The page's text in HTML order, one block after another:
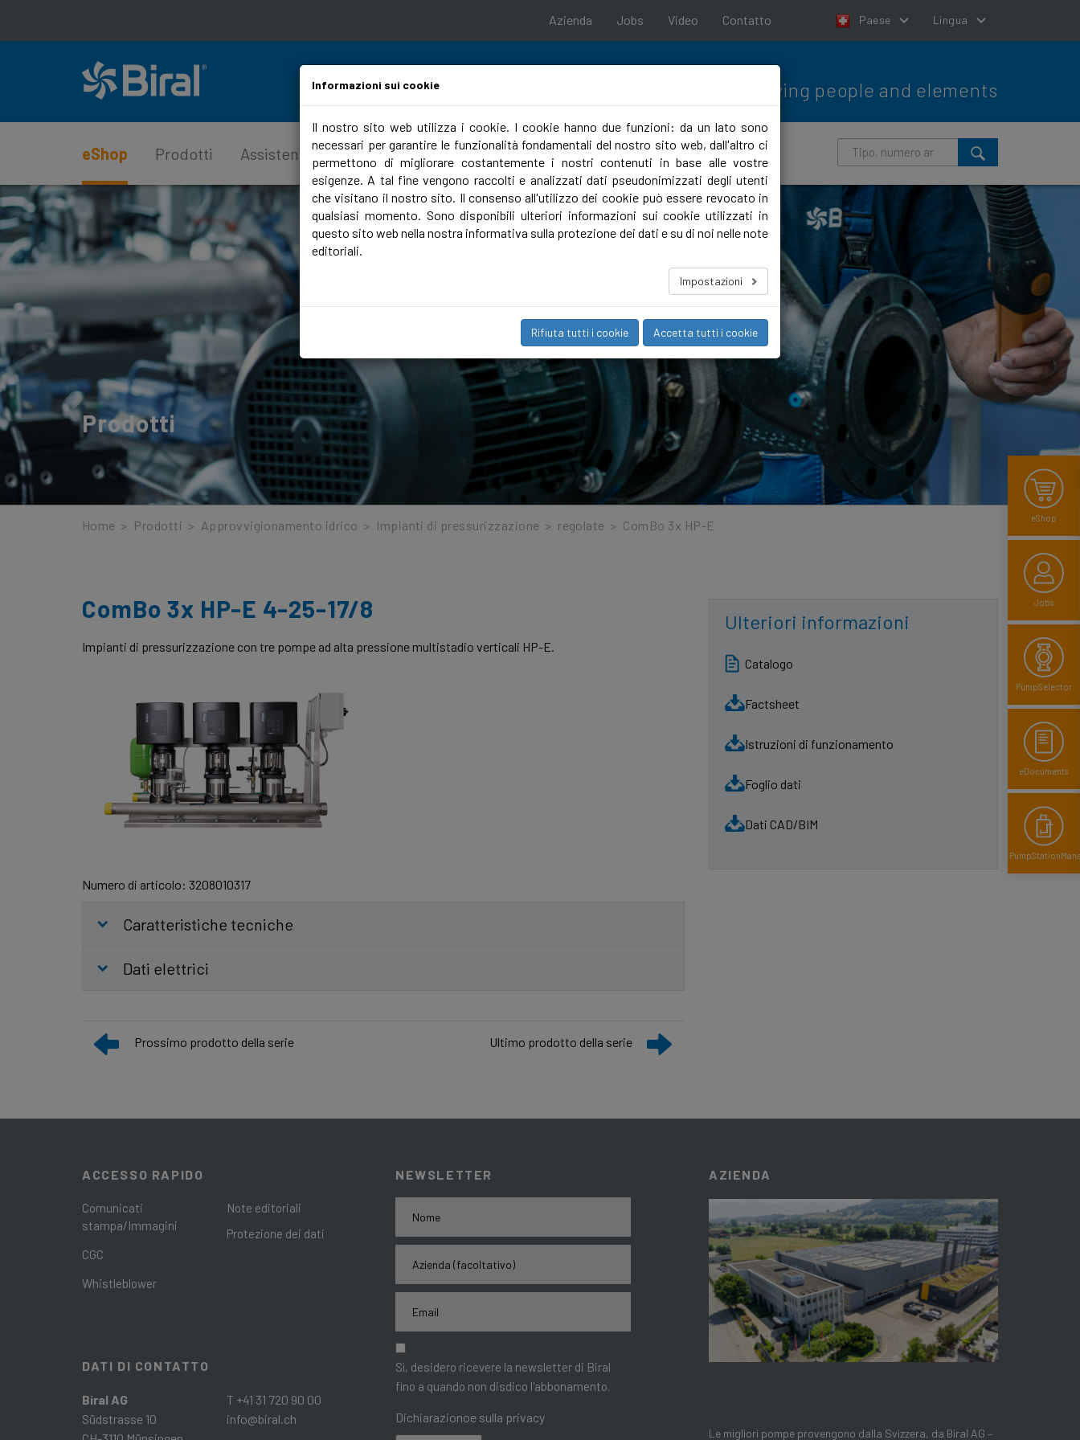
Paese Lingua
Azienda Jobs Video Contatto
Moving people and elements
eShop Prodotti Assistenza & supporto Strumenti di progettazione Campus
eShop
Jobs
PumpSelector
eDocuments
Prodotti
Home > Prodotti > Approvvigionamento idrico > Impianti di pressurizzazione > regolate > ComBo 3x HP-E
ComBo 3x HP-E 4-25-17/8
Impianti di pressurizzazione con tre pompe ad alta pressione multistadio verticali HP-E.
Numero di articolo: 3208010317
Caratteristiche tecniche
Dati elettrici
Prossimo prodotto della serie Ultimo prodotto della serie
Ulteriori informazioni
Catalogo
Factsheet
Istruzioni di funzionamento
Foglio dati
Dati CAD/BIM
ACCESSO RAPIDO
Comunicati
stampa/Immagini
CGC
Whistleblower
Note editoriali
Protezione dei dati
DATI DI CONTATTO
Biral AG
Südstrasse 10
T +41 31 720 90 00
info@biral.ch
NEWSLETTER
Sì, desidero ricevere la newsletter di Biral
fino a quando non disdico l'abbonamento.
Dichiarazionoe sulla privacy
AZIENDA
Le migliori pompe provengono dalla Svizzera, da Biral AG –
Informazioni sui cookie
Il nostro sito web utilizza i cookie. I cookie hanno due funzioni: da un lato sono
necessari per garantire le funzionalità fondamentali del nostro sito web, dall'altro ci
permettono di migliorare costantemente i nostri contenuti in base alle vostre
esigenze. A tal fine vengono raccolti e analizzati dati pseudonimizzati degli utenti
che visitano il nostro sito. Il consenso all'utilizzo dei cookie può essere revocato in
qualsiasi momento. Sono disponibili ulteriori informazioni sui cookie utilizzati in
questo sito web nella nostra informativa sulla protezione dei dati e su di noi nelle note
editoriali.
Impostazioni
Rifiuta tutti i cookie Accetta tutti i cookie